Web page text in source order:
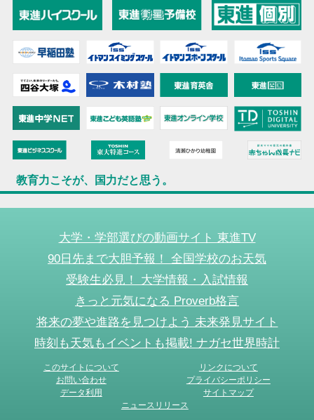
教育力こそが、国力だと思う。
大学・学部選びの動画サイト 東進TV
90日先まで大胆予報！ 全国学校のお天気
受験生必見！ 大学情報・入試情報
きっと元気になる Proverb格言
将来の夢や進路を見つけよう 未来発見サイト
時刻も天気もイベントも掲載! ナガセ世界時計
このサイトについて
リンクについて
お問い合わせ
プライバシーポリシー
データ利用
サイトマップ
ニュースリリース